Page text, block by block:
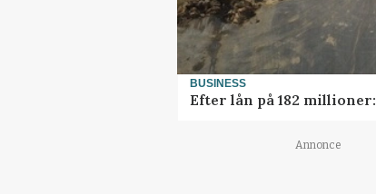
BUSINESS
Efter lån på 182
Annonce